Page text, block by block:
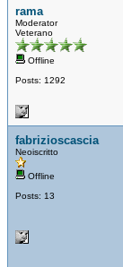
rama
Moderator
Veterano
Offline
Posts: 1292
fabrizioscascia
Neoiscritto
Offline
Posts: 13